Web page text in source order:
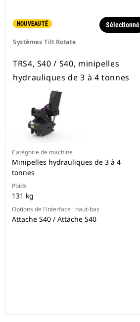
NOUVEAUTÉ
Systèmes Tilt Rotate
Sélectionné
TRS4, S40 / S40, minipelles
hydrauliques de 3 à 4 tonnes
Catégorie de machine
Minipelles hydrauliques de 3 à 4
tonnes
Poids
131 kg
Options de l'interface : haut-bas
Attache S40 / Attache S40